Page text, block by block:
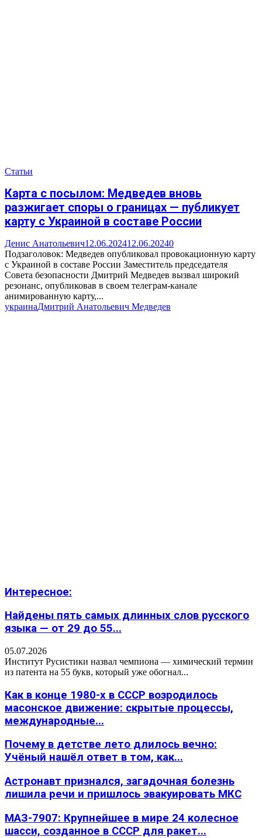
Статьи
Карта с посылом: Медведев вновь
разжигает споры о границах — публикует
карту с Украиной в составе России
Денис Анатольевич12.06.202412.06.20240
Подзаголовок: Медведев опубликовал провокационную карту
с Украиной в составе России Заместитель председателя
Совета безопасности Дмитрий Медведев вызвал широкий
резонанс, опубликовав в своем телеграм-канале
анимированную карту,...
украинаДмитрий Анатольевич Медведев
Интересное:
Найдены пять самых длинных слов русского
языка — от 29 до 55...
05.07.2026
Институт Русистики назвал чемпиона — химический термин
из патента на 55 букв, который уже обогнал...
Как в конце 1980-х в СССР возродилось
масонское движение: скрытые процессы,
международные...
Почему в детстве лето длилось вечно:
Учёный нашёл ответ в том, как...
Астронавт признался, загадочная болезнь
лишила речи и пришлось эвакуировать МКС
МАЗ-7907: Крупнейшее в мире 24 колесное
шасси, созданное в СССР для ракет...